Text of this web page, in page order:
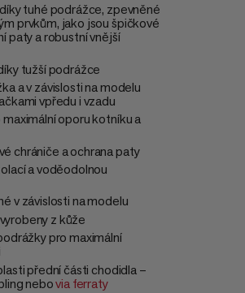
tuhé podrážce, zpevněné
prvkům, jako jsou špičkové
paty a robustní vnější
tužší podrážce
a v závislosti na modelu
vpředu i vzadu
oporu kotníku a
chrániče a ochrana paty
a voděodolnou
v závislosti na modelu
z kůže
pro maximální
přední části chodidla –
nebovia ferraty